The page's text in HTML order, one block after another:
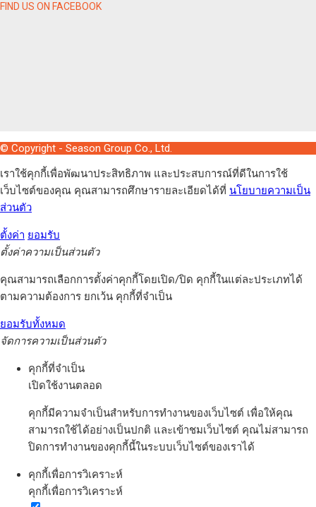
FIND US ON FACEBOOK
© Copyright - Season Group Co., Ltd.
เราใช้คุกกี้เพื่อพัฒนาประสิทธิภาพ และประสบการณ์ที่ดีในการใช้
เว็บไซต์ของคุณ คุณสามารถศึกษารายละเอียดได้ที่ นโยบายความเป็น
ส่วนตัว
ตั้งค่า ยอมรับ
ตั้งค่าความเป็นส่วนตัว
คุณสามารถเลือกการตั้งค่าคุกกี้โดยเปิด/ปิด คุกกี้ในแต่ละประเภทได้
ตามความต้องการ ยกเว้น คุกกี้ที่จำเป็น
ยอมรับทั้งหมด
จัดการความเป็นส่วนตัว
คุกกี้ที่จำเป็น
เปิดใช้งานตลอด
คุกกี้มีความจำเป็นสำหรับการทำงานของเว็บไซต์ เพื่อให้คุณ
สามารถใช้ได้อย่างเป็นปกติ และเข้าชมเว็บไซต์ คุณไม่สามารถ
ปิดการทำงานของคุกกี้นี้ในระบบเว็บไซต์ของเราได้
คุกกี้เพื่อการวิเคราะห์
คุกกี้เพื่อการวิเคราะห์